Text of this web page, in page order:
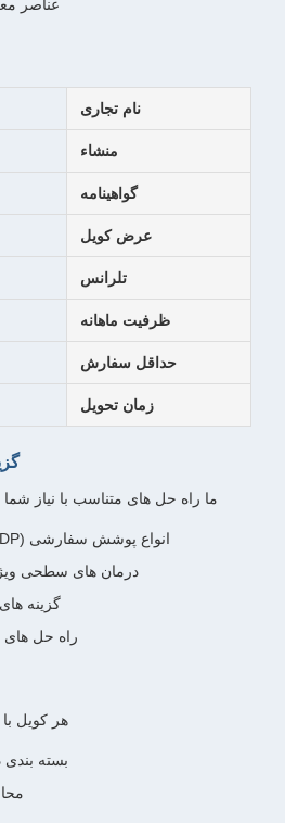
عناصر
نام تجاری
منشاء
گواهینامه
عرض کویل
تلرانس
ظرفیت ماهانه
حداقل سفارش
زمان تحویل
ما راه حل های متناسب با نیاز شما
انواع پوشش سفارشی (PE، PVDF، FEVE، HDP)
درمان های سطحی
گزینه
راه حل های
هر کویل
بسته